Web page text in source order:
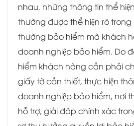
nhau, những thông tin thể
thường được thể hiện rõ
thường bảo hiểm mà khách
doanh nghiệp bảo hiểm. Do
hiểm khách hàng cần phải
giấy tờ cần thiết, thực hiện
doanh nghiệp bảo hiểm, nơi
hỗ trợ, giải đáp chính xác